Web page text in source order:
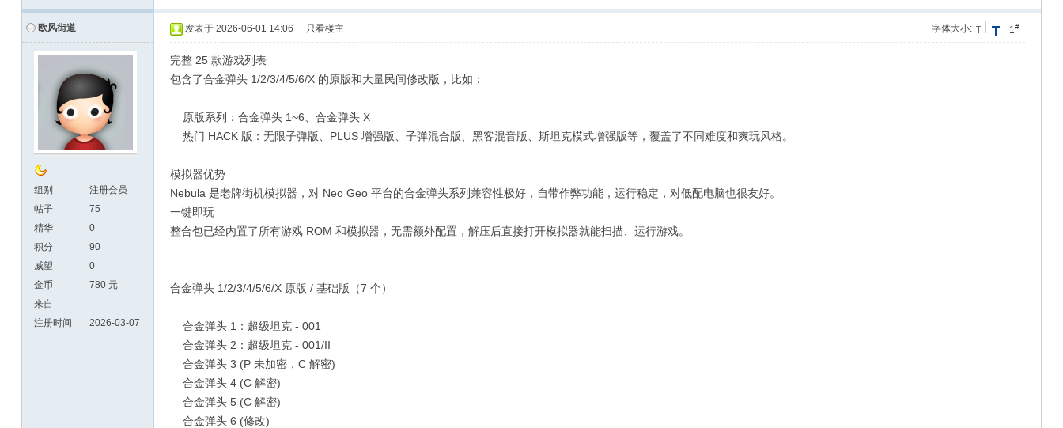
欧风街道
组别
注册会员
帖子
75
精华
0
积分
90
威望
0
金币
780 元
来自
注册时间
2026-03-07
1#
字体大小:
发表于 2026-06-01 14:06 只看楼主
完整 25 款游戏列表
包含了合金弹头 1/2/3/4/5/6/X 的原版和大量民间修改版，比如：
原版系列：合金弹头 1~6、合金弹头 X
热门 HACK 版：无限子弹版、PLUS 增强版、子弹混合版、黑客混音版、斯坦克模式增强版等，覆盖了不同难度和爽玩风格。
模拟器优势
Nebula 是老牌街机模拟器，对 Neo Geo 平台的合金弹头系列兼容性极好，自带作弊功能，运行稳定，对低配电脑也很友好。
一键即玩
整合包已经内置了所有游戏 ROM 和模拟器，无需额外配置，解压后直接打开模拟器就能扫描、运行游戏。
合金弹头 1/2/3/4/5/6/X 原版 / 基础版（7 个）
合金弹头 1：超级坦克 - 001
合金弹头 2：超级坦克 - 001/II
合金弹头 3 (P 未加密，C 解密)
合金弹头 4 (C 解密)
合金弹头 5 (C 解密)
合金弹头 6 (修改)